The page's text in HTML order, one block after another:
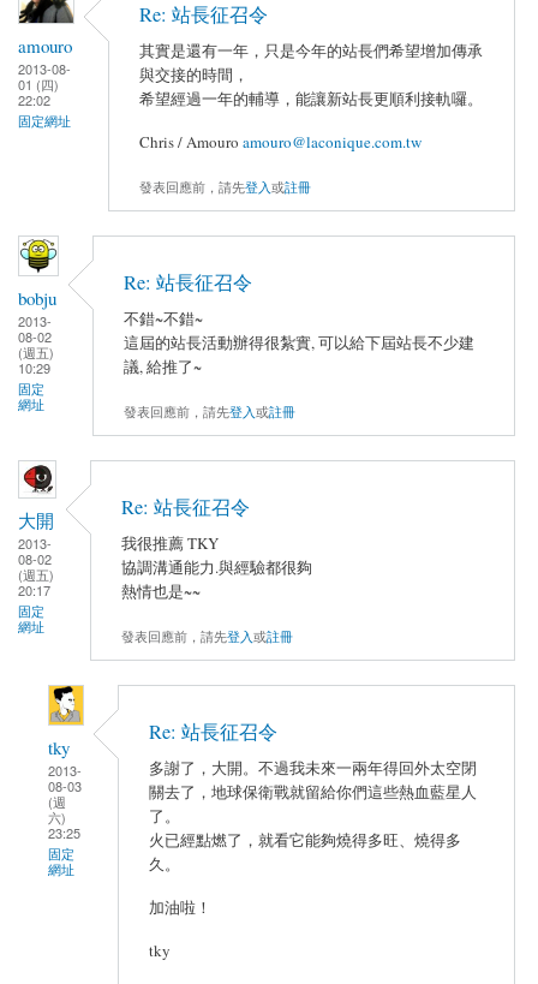
amouro
2013-08-
01 (四)
22:02
固定網址
Re: 站長征召令
其實是還有一年，只是今年的站長們希望增加傳承
與交接的時間，
希望經過一年的輔導，能讓新站長更順利接軌囉。
Chris / Amouro amouro@laconique.com.tw
發表回應前，請先登入或註冊
bobju
2013-
08-02
(週五)
10:29
固定
網址
Re: 站長征召令
不錯~不錯~
這屆的站長活動辦得很紮實, 可以給下屆站長不少建
議, 給推了~
發表回應前，請先登入或註冊
大開
2013-
08-02
(週五)
20:17
固定
網址
Re: 站長征召令
我很推薦 TKY
協調溝通能力.與經驗都很夠
熱情也是~~
發表回應前，請先登入或註冊
tky
2013-
08-03
(週
六)
23:25
固定
網址
Re: 站長征召令
多謝了，大開。不過我未來一兩年得回外太空閉
關去了，地球保衛戰就留給你們這些熱血藍星人
了。
火已經點燃了，就看它能夠燒得多旺、燒得多
久。
加油啦！
tky